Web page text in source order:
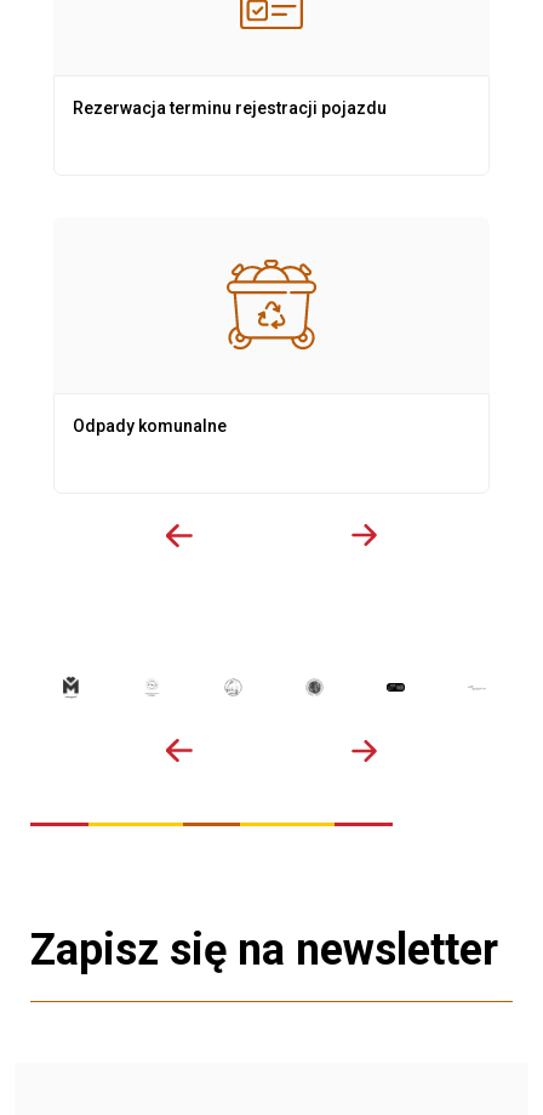
Rezerwacja terminu rejestracji pojazdu
Odpady komunalne
Zapisz się na newsletter